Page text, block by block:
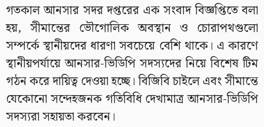
গতকাল আনসার সদর দপ্তরের এক সংবাদ বিজ্ঞপ্তিতে বলা
হয়, সীমান্তের ভৌগোলিক অবস্থান ও চোরাপথগুলো
সম্পর্কে স্থানীয়দের ধারণা সবচেয়ে বেশি থাকে। এ কারণে
স্থানীয়পর্যায়ে আনসার-ভিডিপি সদস্যদের নিয়ে বিশেষ টিম
গঠন করে দায়িত্ব দেওয়া হচ্ছে। বিজিবি চাইলে এবং সীমান্তে
যেকোনো সন্দেহজনক গতিবিধি দেখামাত্র আনসার-ভিডিপি
সদস্যরা সহায়তা করবেন।